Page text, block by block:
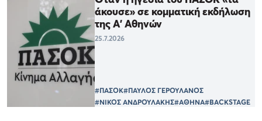
άκουσε» σε κομματική εκδήλωση
της Α' Αθηνών
25.7.2026
#ΠΑΣΟΚ#ΠΑΥΛΟΣ ΓΕΡΟΥΛΑΝΟΣ
#ΝΙΚΟΣ ΑΝΔΡΟΥΛΑΚΗΣ#ΑΘΗΝΑ#BACKSTAGE